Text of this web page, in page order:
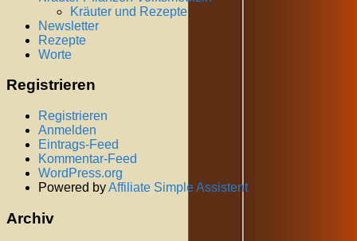
Kräuter und Rezepte
Newsletter
Rezepte
Worte
Registrieren
Registrieren
Anmelden
Eintrags-Feed
Kommentar-Feed
WordPress.org
Powered byAffiliate Simple Assistent
Archiv